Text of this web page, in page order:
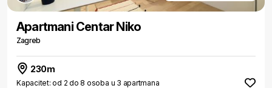
Apartmani Centar Niko
Zagreb
230m
Kapacitet: od 2 do 8 osoba u 3 apartmana